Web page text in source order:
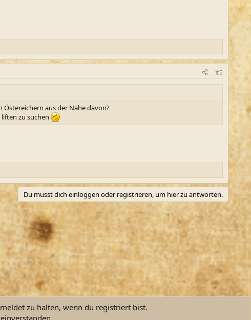
#5
aus der Nähe davon?
zu suchen
Du musst dich einloggen oder registrieren, um hier zu antworten.
zu halten, wenn du registriert bist.